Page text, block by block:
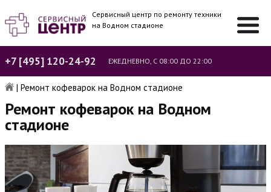
Сервисный центр по ремонту техники
на Водном стадионе
+7 [495] 120-24-92 ЕЖЕДНЕВНО, С 08:00 ДО 22:00
| Ремонт кофеварок на Водном стадионе
Ремонт кофеварок на Водном
стадионе